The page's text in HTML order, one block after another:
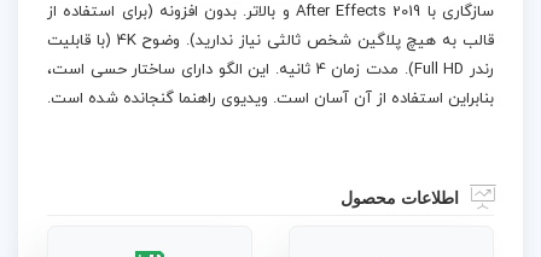
سازگاری با After Effects 2019 و بالاتر. بدون افزونه (برای استفاده از
قالب به هیچ پلاگین شخص ثالثی نیاز ندارید). وضوح 4K (با قابلیت
رندر Full HD). مدت زمان 4 ثانیه. این الگو دارای ساختار حسی است،
بنابراین استفاده از آن آسان است. ویدیوی راهنما گنجانده شده است.
اطلاعات محصول